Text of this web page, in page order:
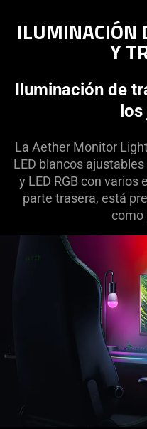
ILUMINACIÓN
Y
Iluminación de
La Aether Monitor
LED blancos
y LED RGB con
parte trasera, está
como